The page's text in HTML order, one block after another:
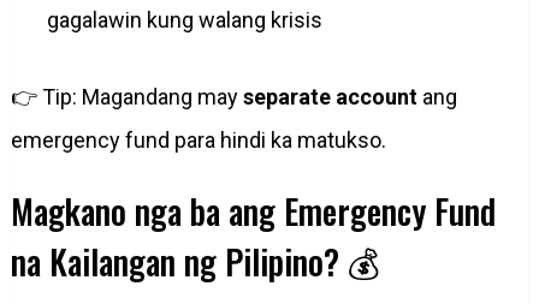
gagalawin kung walang krisis
👉 Tip: Magandang mayseparate accountang
emergency fund para hindi ka matukso.
Magkano nga ba ang Emergency Fund
na Kailangan ng Pilipino? 💰